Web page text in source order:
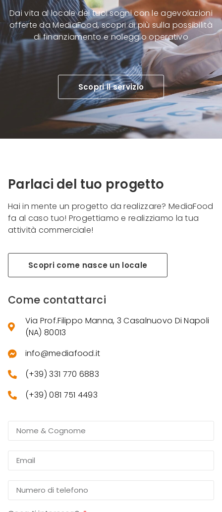
Dai vita al locale dei tuoi sogni con le agevolazioni
offerte da MediaFood, scopri di più sulla possibilità
di finanziamento e noleggio operativo
Scopri il servizio
Parlaci del tuo progetto
Hai in mente un progetto da realizzare? MediaFood
fa al caso tuo! Progettiamo e realizziamo la tua
attività commerciale!
Scopri come nasce un locale
Come contattarci
Via Prof.Filippo Manna, 3 Casalnuovo Di Napoli
(NA) 80013
info@mediafood.it
(+39) 331 770 6883
(+39) 081 751 4493